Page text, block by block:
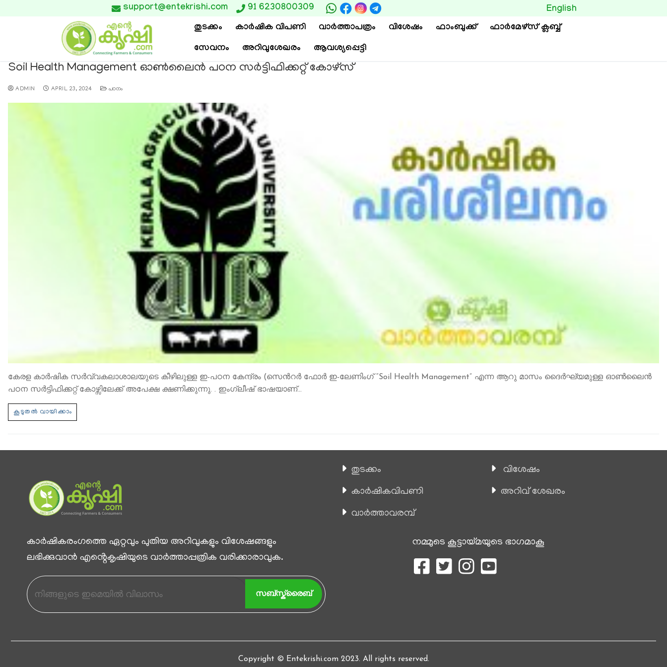
 support@entekrishi.com 91 6230800309 BUTTON
തുടക്കം കാര്‍ഷിക വിപണി വാ‍ർത്താപത്രം വിശേഷം ഫാംബുക്ക്
ഫാര്‍മേഴ്സ് ക്ലബ്ബ്
സേവനം
അറിവുശേഖരം ആവശ്യപ്പെട്ടി
English
Soil Health Management ഓണ്‍ലൈന്‍ പഠന സര്‍ട്ടിഫിക്കറ്റ് കോഴ്സ്
ADMIN APRIL 23, 2024 പഠനം
കേരള കാര്‍ഷിക സര്‍വ്വകലാശാലയുടെ കീഴിലുള്ള ഇ-പഠന കേന്ദ്രം (സെന്‍റര്‍ ഫോര്‍ ഇ-ലേണിംഗ് “Soil Health Management” എന്ന ആറു മാസം ദൈര്‍ഘ്യമുള്ള ഓണ്‍ലൈന്‍
പഠന സര്‍ട്ടിഫിക്കറ്റ് കോഴ്സിലേക്ക് അപേക്ഷ ക്ഷണിക്കുന്നു. . ഇംഗ്ലീഷ് ഭാഷയാണ്…
കാര്‍ഷികരംഗത്തെ ഏറ്റവും പുതിയ അറിവുകളും വിശേഷങ്ങളും
ലഭിക്കുവാന്‍ എൻ്റെകൃഷിയുടെ വാര്‍ത്താപ്പത്രിക വരിക്കാരാവുക.
സബ്സ്ക്രൈബ്
തുടക്കം
കാ‍ർഷികവിപണി
വാര്‍ത്താവരമ്പ്
വിശേഷം
അറിവ് ശേഖരം
നമ്മുടെ കൂട്ടായ്മയുടെ ഭാഗമാകൂ
Copyright © Entekrishi.com 2023. All rights reserved.